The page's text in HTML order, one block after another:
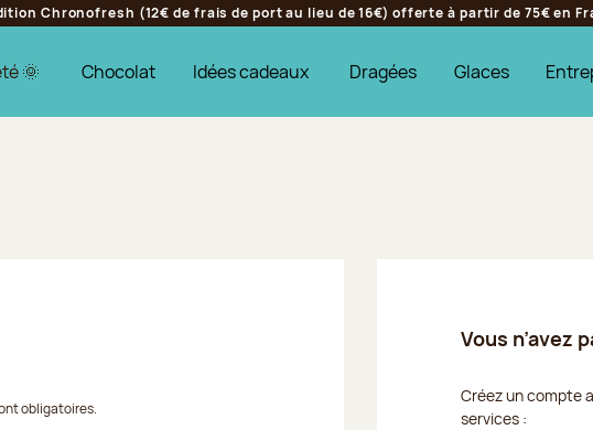
Chronofresh (12€ de frais de port au lieu de 16€) offerte à partir de 75€ en
🌞 Chocolat Idées cadeaux Dragées Glaces
obligatoires.
Vous n’avez
Créez un compte
services :